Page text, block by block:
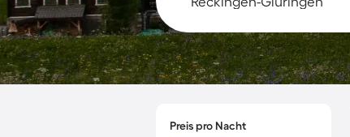
Preis pro Nacht